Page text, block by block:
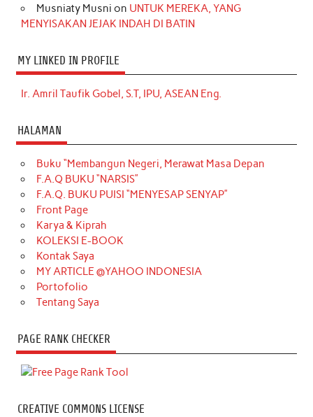
Musniaty Musni on UNTUK MEREKA, YANG
MENYISAKAN JEJAK INDAH DI BATIN
MY LINKED IN PROFILE
Ir. Amril Taufik Gobel, S.T, IPU, ASEAN Eng.
HALAMAN
Buku “Membangun Negeri, Merawat Masa Depan
F.A.Q BUKU “NARSIS”
F.A.Q. BUKU PUISI “MENYESAP SENYAP”
Front Page
Karya & Kiprah
KOLEKSI E-BOOK
Kontak Saya
MY ARTICLE @YAHOO INDONESIA
Portofolio
Tentang Saya
PAGE RANK CHECKER
CREATIVE COMMONS LICENSE